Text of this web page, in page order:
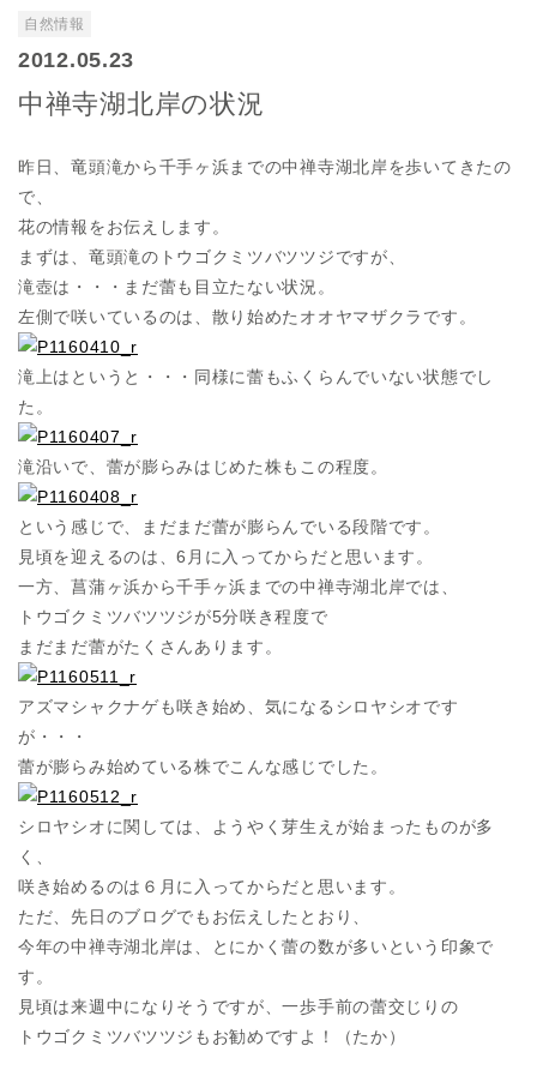
自然情報
2012.05.23
中禅寺湖北岸の状況
昨日、竜頭滝から千手ヶ浜までの中禅寺湖北岸を歩いてきたの
で、
花の情報をお伝えします。
まずは、竜頭滝のトウゴクミツバツツジですが、
滝壺は・・・まだ蕾も目立たない状況。
左側で咲いているのは、散り始めたオオヤマザクラです。
滝上はというと・・・同様に蕾もふくらんでいない状態でし
た。
滝沿いで、蕾が膨らみはじめた株もこの程度。
という感じで、まだまだ蕾が膨らんでいる段階です。
見頃を迎えるのは、6月に入ってからだと思います。
一方、菖蒲ヶ浜から千手ヶ浜までの中禅寺湖北岸では、
トウゴクミツバツツジが5分咲き程度で
まだまだ蕾がたくさんあります。
アズマシャクナゲも咲き始め、気になるシロヤシオです
が・・・
蕾が膨らみ始めている株でこんな感じでした。
シロヤシオに関しては、ようやく芽生えが始まったものが多
く、
咲き始めるのは６月に入ってからだと思います。
ただ、先日のブログでもお伝えしたとおり、
今年の中禅寺湖北岸は、とにかく蕾の数が多いという印象で
す。
見頃は来週中になりそうですが、一歩手前の蕾交じりの
トウゴクミツバツツジもお勧めですよ！（たか）